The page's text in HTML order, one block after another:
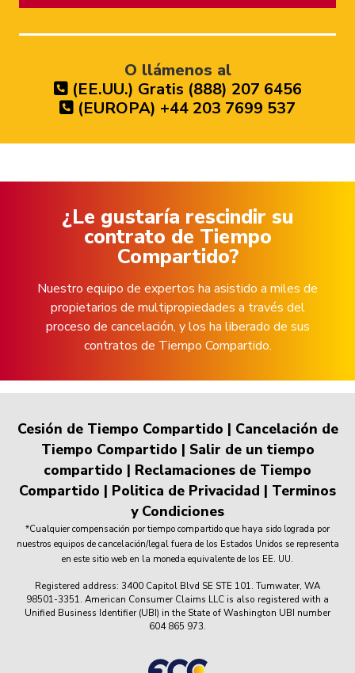
O llámenos al
(EE.UU.) Gratis (888) 207 6456
(EUROPA) +44 203 7699 537
¿Le gustaría rescindir su
contrato de Tiempo
Compartido?
Nuestro equipo de expertos ha asistido a miles de
propietarios de multipropiedades a través del
proceso de cancelación, y los ha liberado de sus
contratos de Tiempo Compartido.
Cesión de Tiempo Compartido | Cancelación de
Tiempo Compartido | Salir de un tiempo
compartido | Reclamaciones de Tiempo
Compartido | Politica de Privacidad | Terminos
y Condiciones
*Cualquier compensación por tiempo compartido que haya sido lograda por
nuestros equipos de cancelación/legal fuera de los Estados Unidos se representa
en este sitio web en la moneda equivalente de los EE. UU.
Registered address: 3400 Capitol Blvd SE STE 101. Tumwater, WA
98501-3351. American Consumer Claims LLC is also registered with a
Unified Business Identifier (UBI) in the State of Washington UBI number
604 865 973.